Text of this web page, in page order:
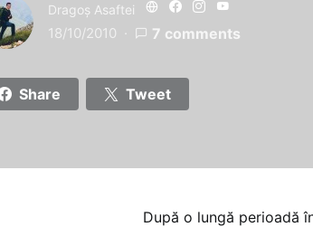
Dragoş Asaftei
18/10/2010 7 comments
Share Tweet
După o lungă perioadă